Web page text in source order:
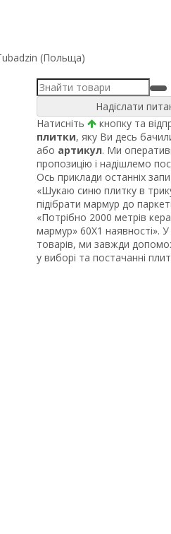
(Польща)
Надіслати
Натисніть
кнопку та
плитки, яку Ви десь
або артикул. Ми
пропозицію і надішлемо
Ось приклади останніх
«Шукаю синю плитку в
підібрати мармур до
«Потрібно 2000 метрів
мармур» 60Х1 наявності».
товарів, ми завжди
у виборі та постачанні